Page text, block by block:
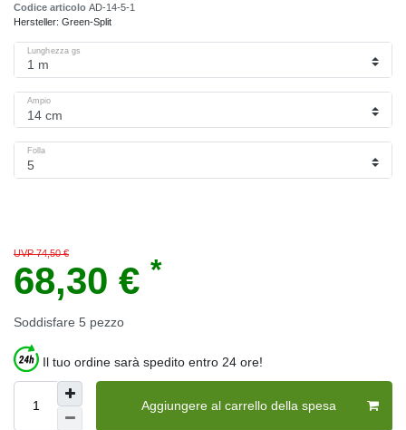
Codice articolo AD-14-5-1
Hersteller: Green-Split
Lunghezza gs
Ampio
Folla
UVP 74,50 €
68,30 € *
Soddisfare 5 pezzo
Il tuo ordine sarà spedito entro 24 ore!
Aggiungere al carrello della spesa